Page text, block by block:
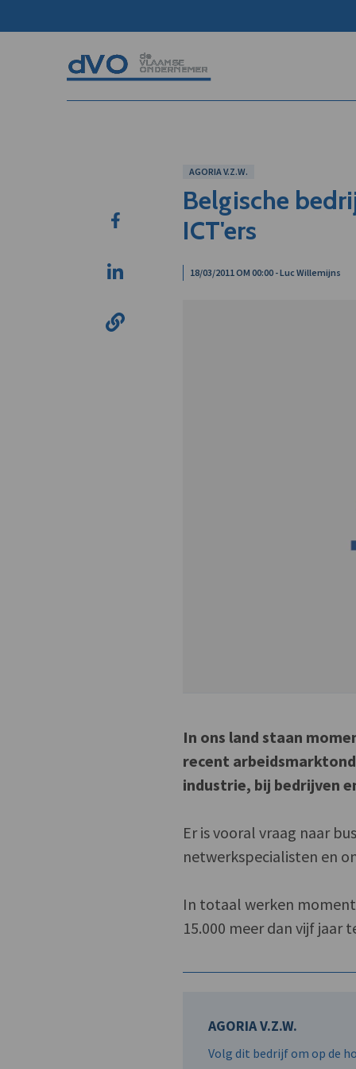
AGORIA V.Z.W.
Belgische
ICT'ers
18/03/2011 OM 00:00 - Luc Willemijns
In ons land staan
recent
industrie, bij bedrijven
Er is vooral vraag naar
netwerkspecialisten en
In totaal werken
15.000 meer dan vijf jaar
AGORIA V.Z.W.
Volg dit bedrijf om op de